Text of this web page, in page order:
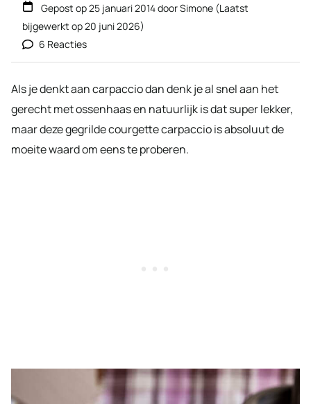
Gepost op25 januari 2014doorSimone (Laatst
bijgewerkt op20 juni 2026)
6 Reacties
Als je denkt aan carpaccio dan denk je al snel aan het
gerecht met ossenhaas en natuurlijk is dat super lekker,
maar deze gegrilde courgette carpaccio is absoluut de
moeite waard om eens te proberen.